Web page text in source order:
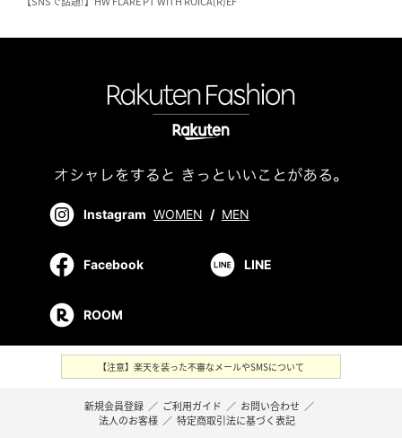
Instagram WOMEN / MEN
Facebook LINE
ROOM
【注意】楽天を装った不審なメールやSMSについて
新規会員登録 ／ ご利用ガイド ／ お問い合わせ ／
法人のお客様 ／ 特定商取引法に基づく表記